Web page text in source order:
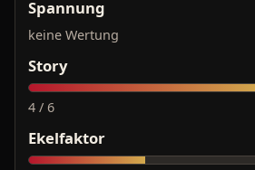
Spannung
keine Wertung
Story
4 / 6
Ekelfaktor